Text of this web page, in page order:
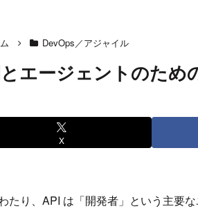
DevOps／アジャイル
エージェントのため
X
たり、API は「開発者」という主要